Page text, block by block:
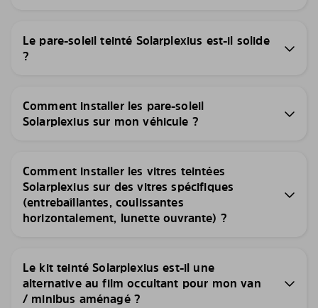
Le pare-soleil teinté Solarplexius est-il solide
?
Comment installer les pare-soleil
Solarplexius sur mon véhicule ?
Comment installer les vitres teintées
Solarplexius sur des vitres spécifiques
(entrebaîllantes, coulissantes
horizontalement, lunette ouvrante) ?
Le kit teinté Solarplexius est-il une
alternative au film occultant pour mon van
/ minibus aménagé ?